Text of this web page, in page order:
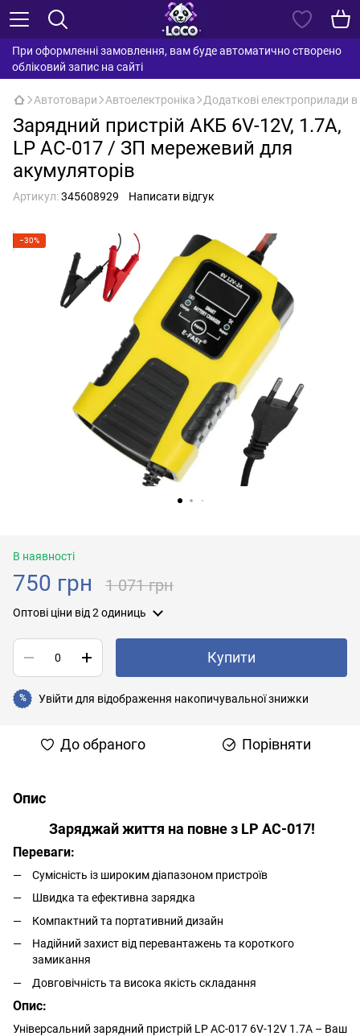
При оформленні замовлення, вам буде автоматично створено
обліковий запис на сайті
Автотовари Автоелектроніка Додаткові електроприлади в
Зарядний пристрій АКБ 6V-12V, 1.7A,
LP AC-017 / ЗП мережевий для
акумуляторів
Артикул:345608929 Написати відгук
−30%
В наявності
750 грн 1 071 грн
Оптові ціни від 2 одиниць
Купити
% Увійти для відображення накопичувальної знижки
До обраного Порівняти
Опис
Заряджай життя на повне з LP AC-017!
Переваги:
Сумісність із широким діапазоном пристроїв
Швидка та ефективна зарядка
Компактний та портативний дизайн
Надійний захист від перевантажень та короткого
замикання
Довговічність та висока якість складання
Опис:
Універсальний зарядний пристрій LP AC-017 6V-12V 1.7A – Ваш